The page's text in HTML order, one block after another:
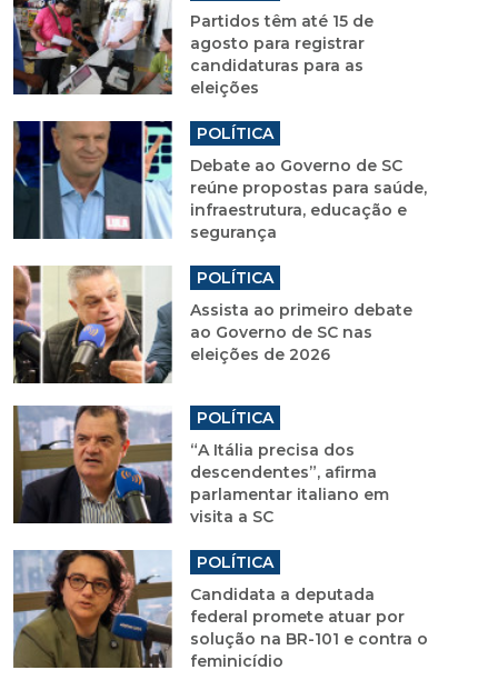
Partidos têm até 15 de
agosto para registrar
candidaturas para as
eleições
POLÍTICA
Debate ao Governo de SC
reúne propostas para saúde,
infraestrutura, educação e
segurança
POLÍTICA
Assista ao primeiro debate
ao Governo de SC nas
eleições de 2026
POLÍTICA
“A Itália precisa dos
descendentes”, afirma
parlamentar italiano em
visita a SC
POLÍTICA
Candidata a deputada
federal promete atuar por
solução na BR-101 e contra o
feminicídio